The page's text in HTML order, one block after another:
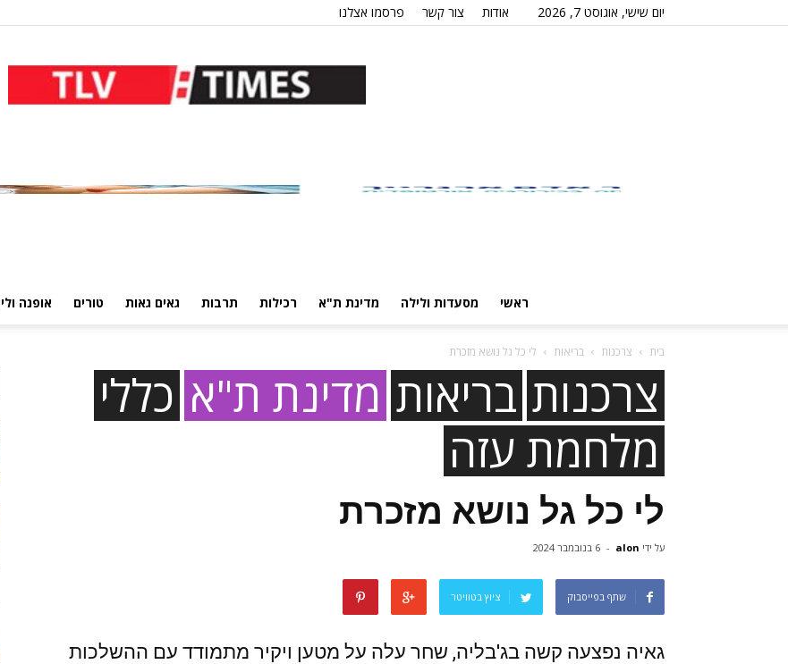
יום שישי, אוגוסט 7, 2026 אודות צור קשר פרסמו אצלנו
ראשי מסעדות ולילה מדינת ת"א רכילות תרבות גאים גאות טורים אופנה
בית צרכנות בריאות לי כל גל נושא מזכרת
צרכנות בריאות מדינת ת"א כללי
מלחמת עזה
לי כל גל נושא מזכרת
על ידי alon
- 6 בנובמבר 2024
שתף בפייסבוק ציוץ בטוויטר
גאיה נפצעה קשה בג'בליה, שחר עלה על מטען ויקיר מתמודד עם ההשלכות